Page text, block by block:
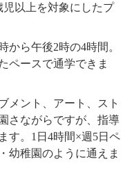
児以上を対象にしたプ
から午後2時の4時間。
ペースで通学できま
メント、アート、スト
さながらですが、指導
す。1日4時間×週5日ペ
幼稚園のように通えま